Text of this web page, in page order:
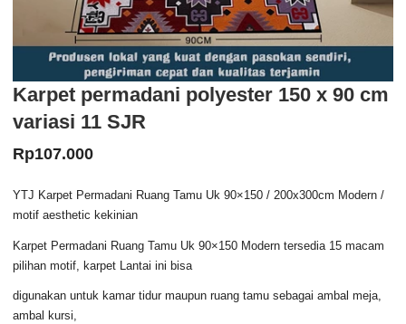
Karpet permadani polyester 150 x 90 cm
variasi 11 SJR
Rp107.000
YTJ Karpet Permadani Ruang Tamu Uk 90×150 / 200x300cm Modern /
motif aesthetic kekinian
Karpet Permadani Ruang Tamu Uk 90×150 Modern tersedia 15 macam
pilihan motif, karpet Lantai ini bisa
digunakan untuk kamar tidur maupun ruang tamu sebagai ambal meja,
ambal kursi,